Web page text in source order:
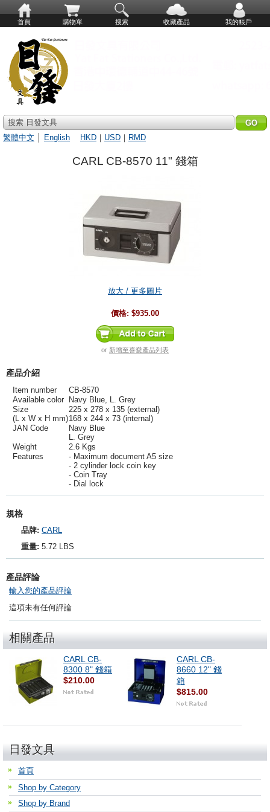
首頁 購物單 搜索 收藏產品 我的帳戶
搜索 日發文具
繁體中文
English HKD ｜ USD ｜ RMD
CARL CB-8570 11" 錢箱
放大 / 更多圖片
價格: $935.00
or 新增至喜愛產品列表
產品介紹
Item number
CB-8570
Available color
Navy Blue, L. Grey
Size
(L x W x H mm)
225 x 278 x 135 (external)
168 x 244 x 73 (internal)
JAN Code
Navy Blue
L. Grey
Weight
2.6 Kgs
Features
- Maximum document A5 size
- 2 cylinder lock coin key
- Coin Tray
- Dial lock
規格
品牌: CARL
重量: 5.72 LBS
產品評論
輸入您的產品評論
這項未有任何評論
相關產品
CARL CB-
8300 8" 錢箱
$210.00
CARL CB-
8660 12" 錢
箱
$815.00
日發文具
首頁
Shop by Category
Shop by Brand